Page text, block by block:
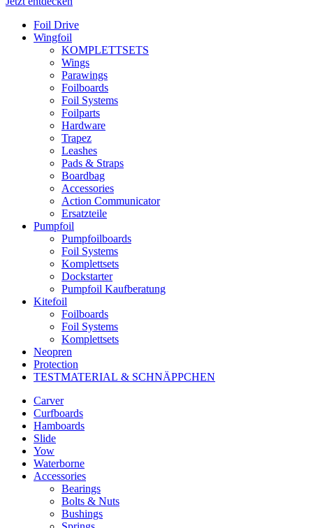
Foil Drive
Wingfoil
KOMPLETTSETS
Wings
Parawings
Foilboards
Foil Systems
Foilparts
Hardware
Trapez
Leashes
Pads & Straps
Boardbag
Accessories
Action Communicator
Ersatzteile
Pumpfoil
Pumpfoilboards
Foil Systems
Komplettsets
Dockstarter
Pumpfoil Kaufberatung
Kitefoil
Foilboards
Foil Systems
Komplettsets
Neopren
Protection
TESTMATERIAL & SCHNÄPPCHEN
Carver
Curfboards
Hamboards
Slide
Yow
Waterborne
Accessories
Bearings
Bolts & Nuts
Bushings